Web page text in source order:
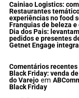
Cainiao Logistics:
Restaurantes
experiências no food
Franquias de beleza
Dia dos Pais:
pedidos e presentes
Getnet Engage
Comentários recentes
Black Friday: venda
do Varejoem
Black Friday